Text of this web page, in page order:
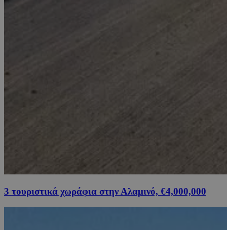
3 τουριστικά χωράφια στην Αλαμινό, €4,000,000